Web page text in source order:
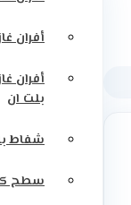
أفران
أفران
بلت ان
شفاط
سطح